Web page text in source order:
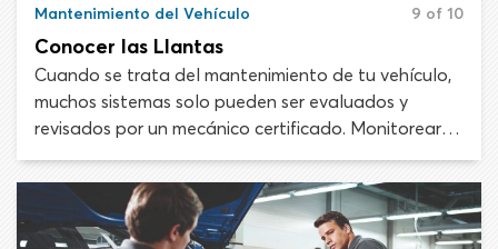
Mantenimiento del Vehículo 9 of 10
Conocer las Llantas
Cuando se trata del mantenimiento de tu vehículo,
muchos sistemas solo pueden ser evaluados y
revisados por un mecánico certificado. Monitorear y
mantener la salud de tus llantas es
extremadamente importante y esa responsabilidad
recae sobre ti, el conductor. Las sofisticadas
características de conducción y sistemas de